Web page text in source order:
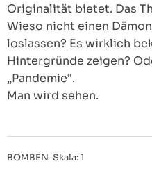
Originalität bietet. Das
Wieso nicht einen
loslassen? Es wirklich
Hintergründe zeigen?
„Pandemie“.
Man wird sehen.
BOMBEN-Skala: 1